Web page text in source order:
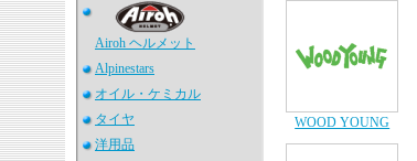
Airoh ヘルメット
Alpinestars
オイル・ケミカル
タイヤ
洋用品
WOOD YOUNG